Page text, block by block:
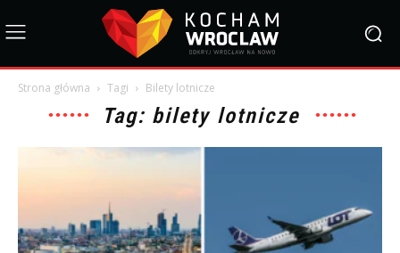
Strona główna Tagi Bilety lotnicze
Tag: bilety lotnicze